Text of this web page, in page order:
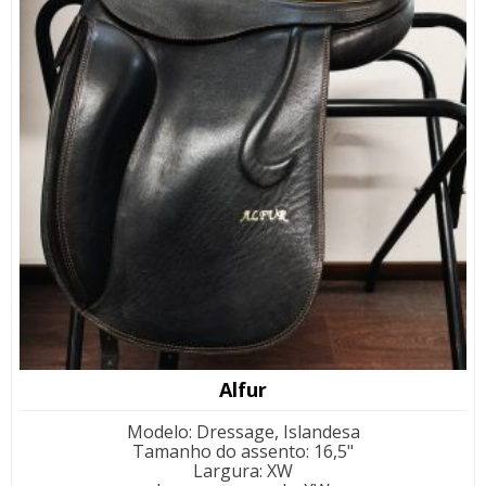
Alfur
Modelo: Dressage, Islandesa
Tamanho do assento: 16,5"
Largura: XW